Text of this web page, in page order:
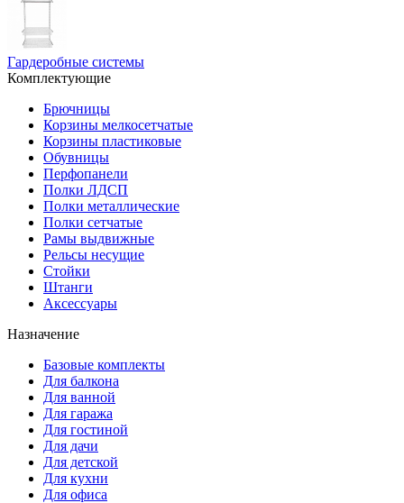
Гардеробные системы
Комплектующие
Брючницы
Корзины мелкосетчатые
Корзины пластиковые
Обувницы
Перфопанели
Полки ЛДСП
Полки металлические
Полки сетчатые
Рамы выдвижные
Рельсы несущие
Стойки
Штанги
Аксессуары
Назначение
Базовые комплекты
Для балкона
Для ванной
Для гаража
Для гостиной
Для дачи
Для детской
Для кухни
Для офиса